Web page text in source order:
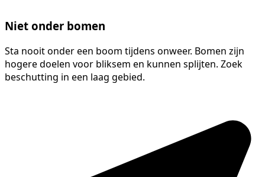
Niet onder bomen
Sta nooit onder een boom tijdens onweer. Bomen zijn
hogere doelen voor bliksem en kunnen splijten. Zoek
beschutting in een laag gebied.